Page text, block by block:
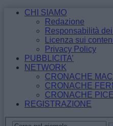
CHI SIAMO
Redazione
Responsabilità
Licenza sui
Privacy Policy
PUBBLICITA’
NETWORK
CRONACHE
CRONACHE
CRONACHE
REGISTRAZIONE